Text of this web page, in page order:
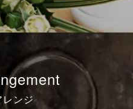
レンジ